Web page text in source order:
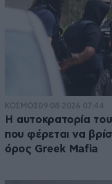
ΚΟΣΜΟΣ09·08·2026 07:44
Η αυτοκρατορία
που φέρεται να
όρος Greek Mafia